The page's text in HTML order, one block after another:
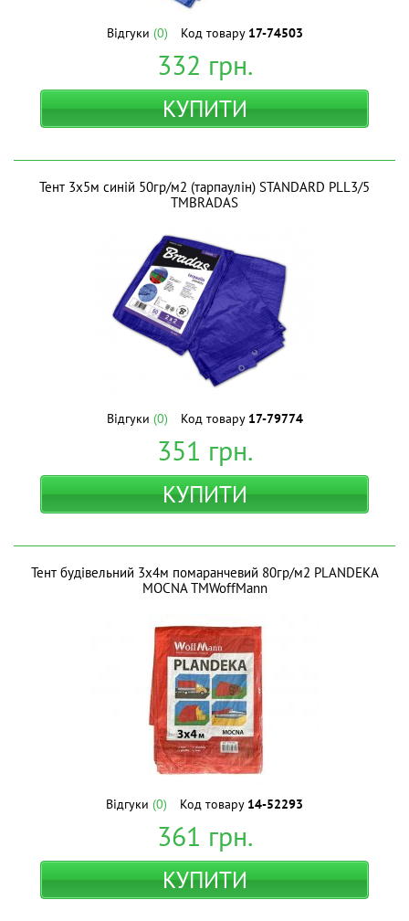
Відгуки (0) Код товару 17-74503
332 грн.
КУПИТИ
Тент 3х5м синій 50гр/м2 (тарпаулін) STANDARD PLL3/5
ТМBRADAS
Відгуки (0) Код товару 17-79774
351 грн.
КУПИТИ
Тент будівельний 3х4м помаранчевий 80гр/м2 PLANDEKA
MOCNA ТМWoffMann
Відгуки (0) Код товару 14-52293
361 грн.
КУПИТИ